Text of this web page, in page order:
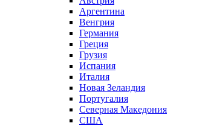
Аргентина
Венгрия
Германия
Греция
Грузия
Испания
Италия
Новая Зеландия
Португалия
Северная Македония
США